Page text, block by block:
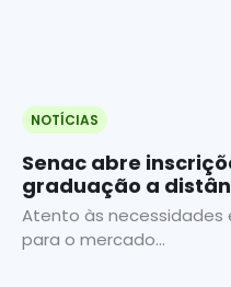
NOTÍCIAS
Senac abre
graduação a
Atento às necessidades
para o mercado...